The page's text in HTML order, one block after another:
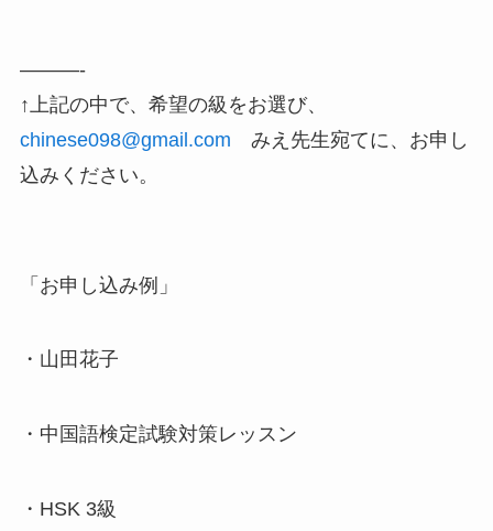
———-
↑上記の中で、希望の級をお選び、
chinese098@gmail.com みえ先生宛てに、お申し
込みください。
「お申し込み例」
・山田花子
・中国語検定試験対策レッスン
・HSK 3級